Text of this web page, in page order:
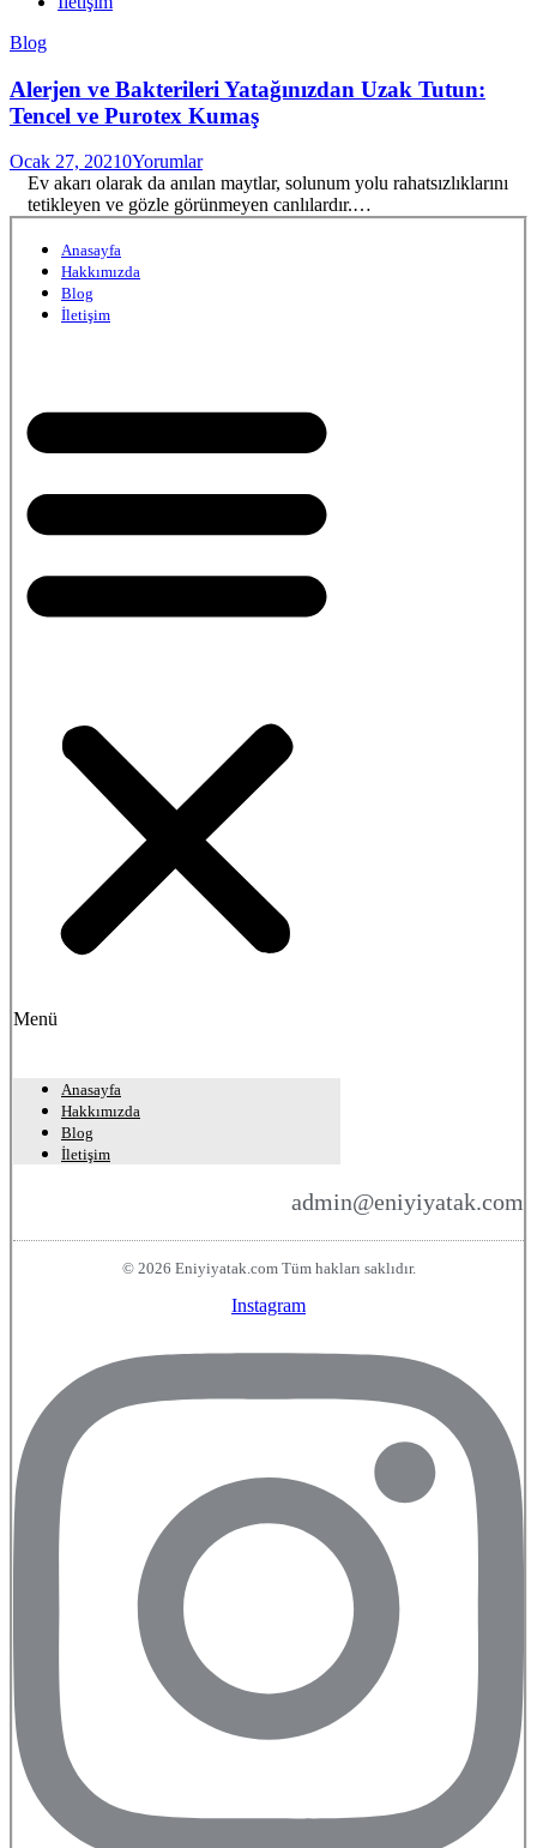
Blog
Alerjen ve Bakterileri Yatağınızdan Uzak Tutun:
Tencel ve Purotex Kumaş
Ocak 27, 20210Yorumlar
Ev akarı olarak da anılan maytlar, solunum yolu rahatsızlıklarını
tetikleyen ve gözle görünmeyen canlılardır.…
Anasayfa
Hakkımızda
Blog
İletişim
Menü
Anasayfa
Hakkımızda
Blog
İletişim
admin@eniyiyatak.com
© 2026 Eniyiyatak.com Tüm hakları saklıdır.
Instagram